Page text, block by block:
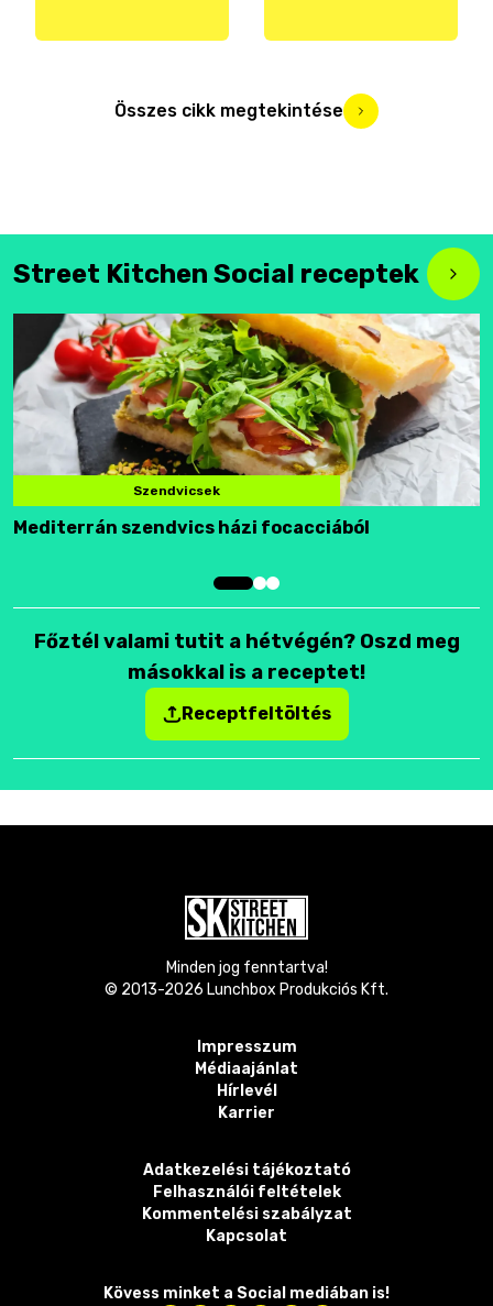
Összes cikk megtekintése
Street Kitchen Social receptek
Szendvicsek
Mediterrán szendvics házi focacciából
Főztél valami tutit a hétvégén? Oszd meg
másokkal is a receptet!
Receptfeltöltés
Minden jog fenntartva!
© 2013-2026 Lunchbox Produkciós Kft.
Impresszum
Médiaajánlat
Hírlevél
Karrier
Adatkezelési tájékoztató
Felhasználói feltételek
Kommentelési szabályzat
Kapcsolat
Kövess minket a Social mediában is!